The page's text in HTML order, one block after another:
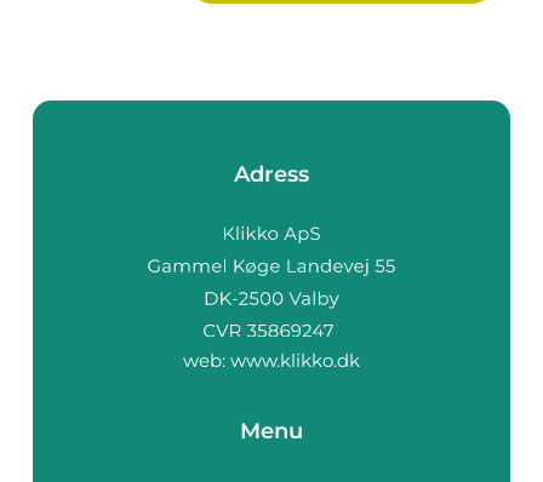
Adress
web: www.klikko.dk
Menu